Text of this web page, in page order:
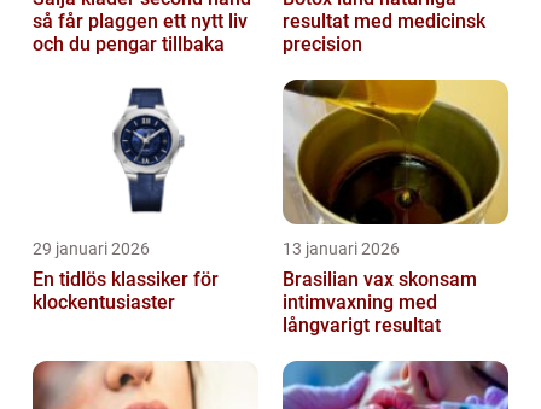
så får plaggen ett nytt liv
och du pengar tillbaka
resultat med medicinsk
precision
29 januari 2026
En tidlös klassiker för
klockentusiaster
13 januari 2026
Brasilian vax skonsam
intimvaxning med
långvarigt resultat